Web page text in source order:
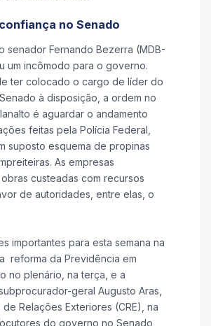
no Senado
senador Fernando Bezerra (MDB-
um incômodo para o governo.
ter colocado o cargo de líder do
à disposição, a ordem no
é aguardar o andamento
feitas pela Polícia Federal,
suposto esquema de propinas
As empresas
custeadas com recursos
de autoridades, entre elas, o
importantes para esta semana na
reforma da Previdência em
no plenário, na terça, e a
geral Augusto Aras,
de Relações Exteriores (CRE), na
do governo no Senado